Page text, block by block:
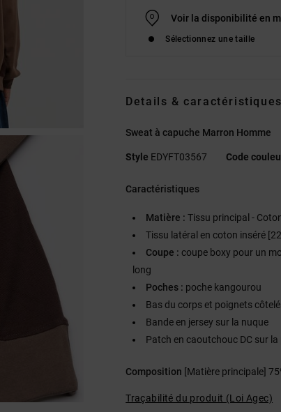
Voir la disponibilité en
Sélectionnez une taille
Details & caractéristiques
Sweat à capuche Marron Homme
Style EDYFT03567 Code
Caractéristiques
Matière :Tissu principal -
Tissu latéral en coton inséré
Coupe : coupe boxy pour un
long
Poches : poche kangourou
Bas du corps et poignets
Bande en jersey sur la nuque
Patch en caoutchouc DC sur
Composition [Matière principale]
Traçabilité du produit (Loi Agec)